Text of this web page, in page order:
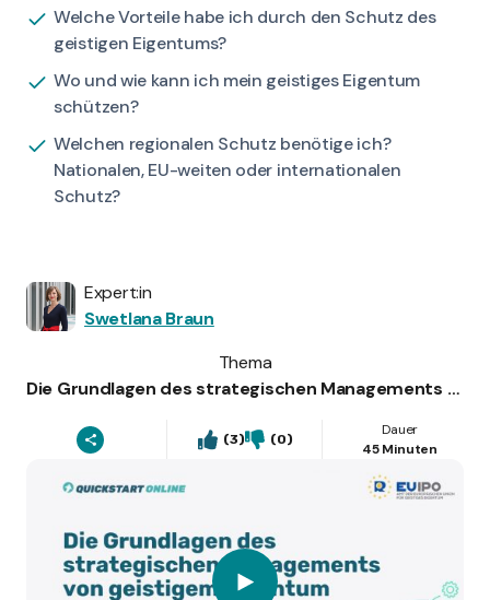
Welche Vorteile habe ich durch den Schutz des
geistigen Eigentums?
Wo und wie kann ich mein geistiges Eigentum
schützen?
Welchen regionalen Schutz benötige ich?
Nationalen, EU-weiten oder internationalen
Schutz?
Expert:in
Swetlana Braun
Thema
Die Grundlagen des strategischen Managements von geistigem Eigentum
Dauer
45 Minuten
(0)
(3)